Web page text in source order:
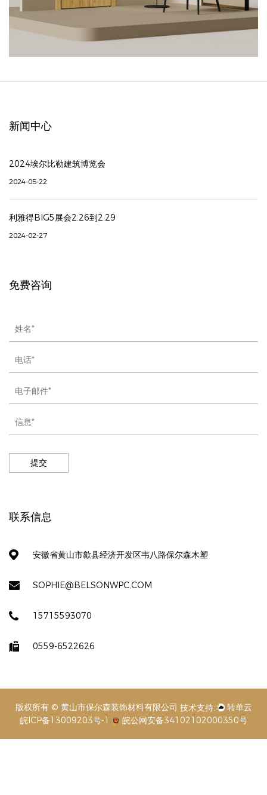
新闻中心
2024埃尔比勒建筑博览会
2024-05-22
利雅得BIG5展会2.26到2.29
2024-02-27
免费咨询
提交
联系信息
安徽省黄山市歙县经济开发区韦八路保尔森木塑
SOPHIE@BELSONWPC.COM
15715593070
0559-6522626
版权所有 © 黄山市保尔森装饰材料有限公司
皖ICP备13009203号-1
皖公网安备34102102000350号